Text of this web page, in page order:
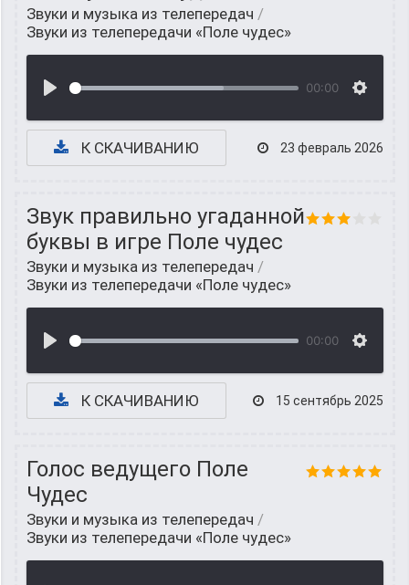
Звуки и музыка из телепередач /
Звуки из телепередачи «Поле чудес»
00:00
К СКАЧИВАНИЮ 23 февраль 2026
Звук правильно угаданной
буквы в игре Поле чудес
Звуки и музыка из телепередач /
Звуки из телепередачи «Поле чудес»
00:00
К СКАЧИВАНИЮ 15 сентябрь 2025
Голос ведущего Поле
Чудес
Звуки и музыка из телепередач /
Звуки из телепередачи «Поле чудес»